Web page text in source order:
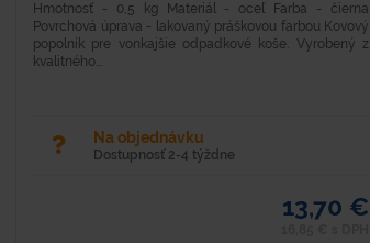
Hmotnosť - 0,5 kg Materiál - oceľ Farba - čierna
Povrchová úprava - lakovaný práškovou farbou Kovový
popolník pre vonkajšie odpadkové koše. Vyrobený z
kvalitného...
Na objednávku
Dostupnosť 2-4 týždne
13,70 €